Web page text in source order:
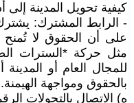
كيفية تحويل المدينة إلى
- الرابط المشترك:
على أن الحقوق لا تُمنح
مثل حركة *السترات
للمجال العام أو
بالحقوق ومواجهة الهيمنة.
‌ه) الاتصال بالتحولات